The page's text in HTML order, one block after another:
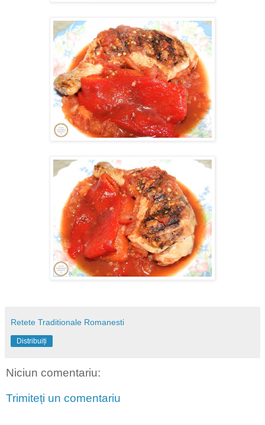
Retete Traditionale Romanesti
Distribuiți
Niciun comentariu:
Trimiteți un comentariu